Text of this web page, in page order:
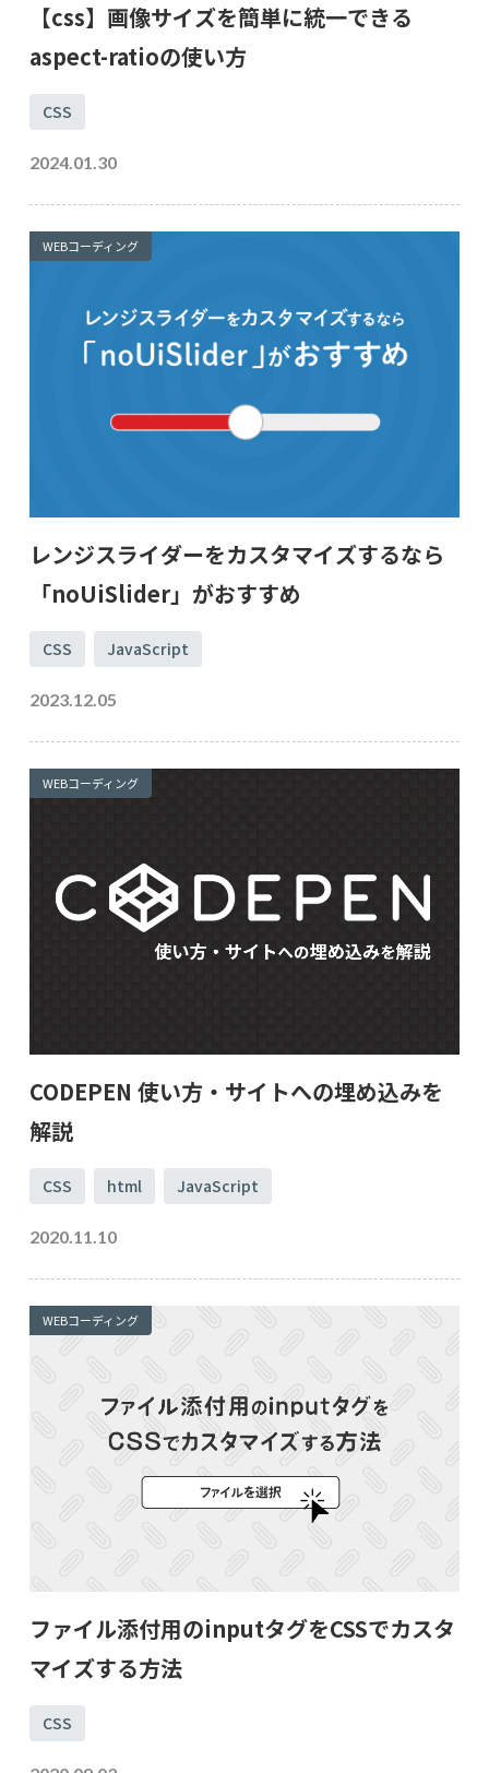
【css】画像サイズを簡単に統一できる
aspect-ratioの使い方
CSS
2024.01.30
WEBコーディング
レンジスライダーをカスタマイズするなら
「noUiSlider」がおすすめ
CSS JavaScript
2023.12.05
WEBコーディング
CODEPEN 使い方・サイトへの埋め込みを
解説
CSS html JavaScript
2020.11.10
WEBコーディング
ファイル添付用のinputタグをCSSでカスタ
マイズする方法
CSS